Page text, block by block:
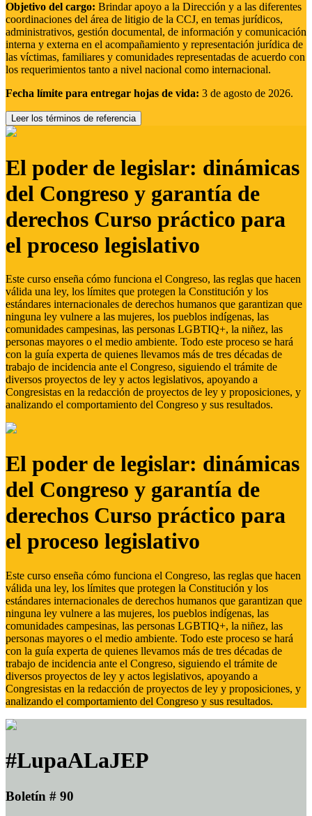
Objetivo del cargo: Brindar apoyo a la Dirección y a las diferentes
coordinaciones del área de litigio de la CCJ, en temas jurídicos,
administrativos, gestión documental, de información y comunicación
interna y externa en el acompañamiento y representación jurídica de
las víctimas, familiares y comunidades representadas de acuerdo con
los requerimientos tanto a nivel nacional como internacional.
Fecha límite para entregar hojas de vida: 3 de agosto de 2026.
Leer los términos de referencia
El poder de legislar: dinámicas
del Congreso y garantía de
derechos Curso práctico para
el proceso legislativo
Este curso enseña cómo funciona el Congreso, las reglas que hacen
válida una ley, los límites que protegen la Constitución y los
estándares internacionales de derechos humanos que garantizan que
ninguna ley vulnere a las mujeres, los pueblos indígenas, las
comunidades campesinas, las personas LGBTIQ+, la niñez, las
personas mayores o el medio ambiente. Todo este proceso se hará
con la guía experta de quienes llevamos más de tres décadas de
trabajo de incidencia ante el Congreso, siguiendo el trámite de
diversos proyectos de ley y actos legislativos, apoyando a
Congresistas en la redacción de proyectos de ley y proposiciones, y
analizando el comportamiento del Congreso y sus resultados.
El poder de legislar: dinámicas
del Congreso y garantía de
derechos Curso práctico para
el proceso legislativo
Este curso enseña cómo funciona el Congreso, las reglas que hacen
válida una ley, los límites que protegen la Constitución y los
estándares internacionales de derechos humanos que garantizan que
ninguna ley vulnere a las mujeres, los pueblos indígenas, las
comunidades campesinas, las personas LGBTIQ+, la niñez, las
personas mayores o el medio ambiente. Todo este proceso se hará
con la guía experta de quienes llevamos más de tres décadas de
trabajo de incidencia ante el Congreso, siguiendo el trámite de
diversos proyectos de ley y actos legislativos, apoyando a
Congresistas en la redacción de proyectos de ley y proposiciones, y
analizando el comportamiento del Congreso y sus resultados.
#LupaALaJEP
Boletín # 90